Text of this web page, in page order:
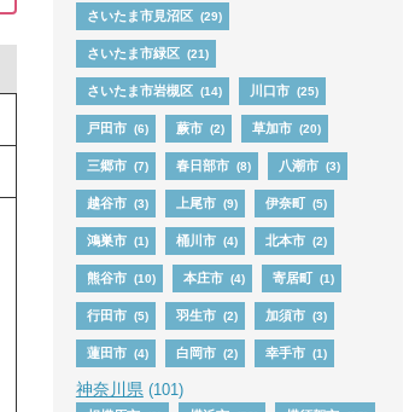
さいたま市見沼区 (29)
さいたま市緑区 (21)
さいたま市岩槻区 (14) 川口市 (25)
戸田市 (6) 蕨市 (2) 草加市 (20)
三郷市 (7) 春日部市 (8) 八潮市 (3)
越谷市 (3) 上尾市 (9) 伊奈町 (5)
鴻巣市 (1) 桶川市 (4) 北本市 (2)
熊谷市 (10) 本庄市 (4) 寄居町 (1)
行田市 (5) 羽生市 (2) 加須市 (3)
蓮田市 (4) 白岡市 (2) 幸手市 (1)
神奈川県(101)